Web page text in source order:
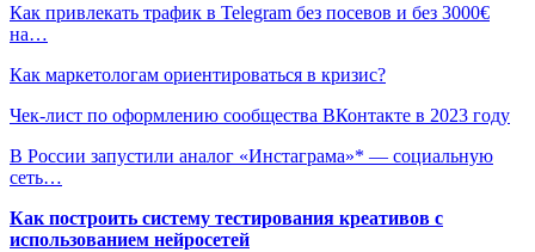
Как привлекать трафик в Telegram без посевов и без 3000€
на…
Как маркетологам ориентироваться в кризис?
Чек-лист по оформлению сообщества ВКонтакте в 2023 году
В России запустили аналог «Инстаграма»* — социальную
сеть…
Как построить систему тестирования креативов с
использованием нейросетей